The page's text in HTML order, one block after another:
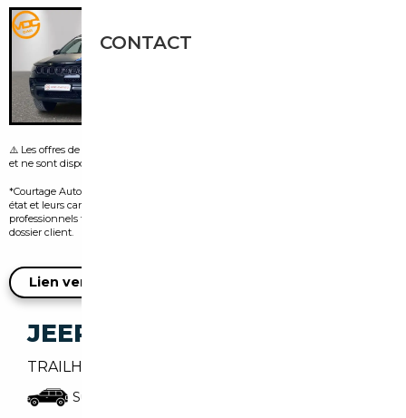
⚠️ Les offres de leasing visibles sur certaines images sont fournies par le vendeur
et ne sont disponibles que dans le pays d’origine de l’annonce.
*Courtage Auto n’est pas vendeur des véhicules présentés. Leur disponibilité, leur
état et leurs caractéristiques dépendent exclusivement des vendeurs
professionnels tiers et doivent être confirmés auprès d’eux lors de l’ouverture du
dossier client.
Lien vers l'annonce du vendeur
JEEP COMPASS
TRAILHAWK 4XE PHEV 240 PK PK PANO
Suv/4x4/pick-up
CONTACT